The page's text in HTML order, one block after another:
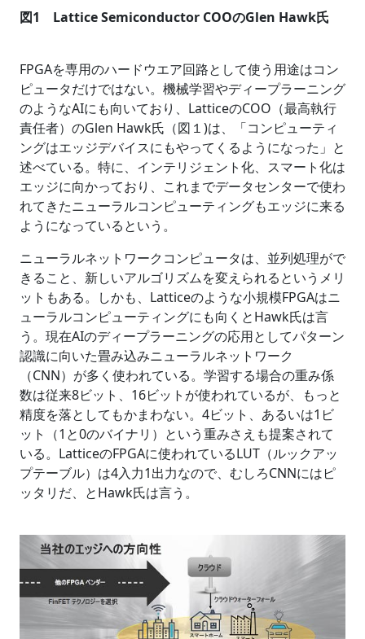
図1 Lattice Semiconductor COOのGlen Hawk氏
FPGAを専用のハードウエア回路として使う用途はコン
ピュータだけではない。機械学習やディープラーニング
のようなAIにも向いており、LatticeのCOO（最高執行
責任者）のGlen Hawk氏（図１)は、「コンピューティ
ングはエッジデバイスにもやってくるようになった」と
述べている。特に、インテリジェント化、スマート化は
エッジに向かっており、これまでデータセンターで使わ
れてきたニューラルコンピューティングもエッジに来る
ようになっているという。
ニューラルネットワークコンピュータは、並列処理がで
きること、新しいアルゴリズムを変えられるというメリ
ットもある。しかも、Latticeのような小規模FPGAはニ
ューラルコンピューティングにも向くとHawk氏は言
う。現在AIのディープラーニングの応用としてパターン
認識に向いた畳み込みニューラルネットワーク
（CNN）が多く使われている。学習する場合の重み係
数は従来8ビット、16ビットが使われているが、もっと
精度を落としてもかまわない。4ビット、あるいは1ビ
ット（1と0のバイナリ）という重みさえも提案されて
いる。LatticeのFPGAに使われているLUT（ルックアッ
プテーブル）は4入力1出力なので、むしろCNNにはピ
ッタリだ、とHawk氏は言う。